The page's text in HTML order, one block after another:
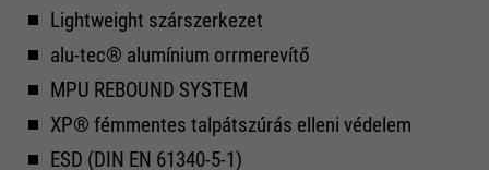
Lightweight szárszerkezet
alu-tec® alumínium orrmerevítő
MPU REBOUND SYSTEM
XP® fémmentes talpátszúrás elleni védelem
ESD (DIN EN 61340-5-1)